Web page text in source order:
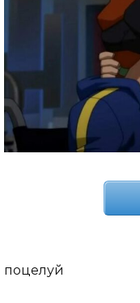
поцелуй